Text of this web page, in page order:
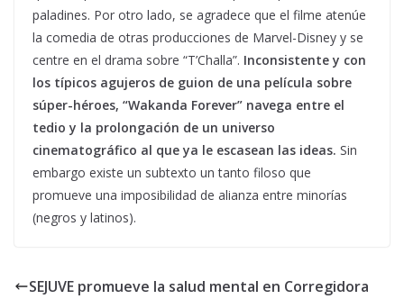
paladines. Por otro lado, se agradece que el filme atenúe
la comedia de otras producciones de Marvel-Disney y se
centre en el drama sobre “T’Challa”. Inconsistente y con
los típicos agujeros de guion de una película sobre
súper-héroes, “Wakanda Forever” navega entre el
tedio y la prolongación de un universo
cinematográfico al que ya le escasean las ideas. Sin
embargo existe un subtexto un tanto filoso que
promueve una imposibilidad de alianza entre minorías
(negros y latinos).
SEJUVE promueve la salud mental en Corregidora